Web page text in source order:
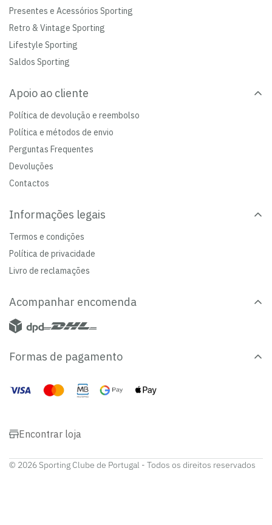
Presentes e Acessórios Sporting
Retro & Vintage Sporting
Lifestyle Sporting
Saldos Sporting
Apoio ao cliente
Política de devolução e reembolso
Política e métodos de envio
Perguntas Frequentes
Devoluções
Contactos
Informações legais
Termos e condições
Política de privacidade
Livro de reclamações
Acompanhar encomenda
Formas de pagamento
Encontrar loja
© 2026 Sporting Clube de Portugal - Todos os direitos reservados